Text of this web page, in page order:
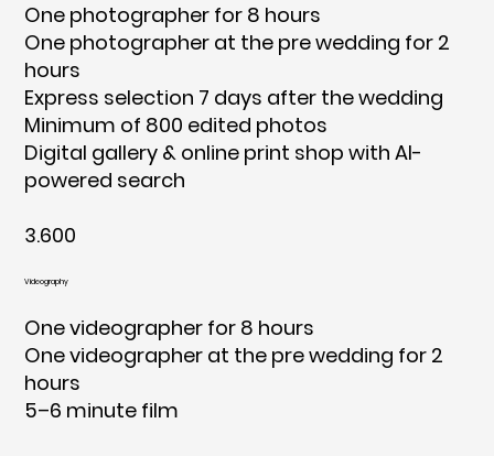
One photographer for 8 hours
One photographer at the pre wedding for 2
hours
Express selection 7 days after the wedding
Minimum of 800 edited photos
Digital gallery & online print shop with AI-
powered search
3.600
Videography
One videographer for 8 hours
One videographer at the pre wedding for 2
hours
5–6 minute film